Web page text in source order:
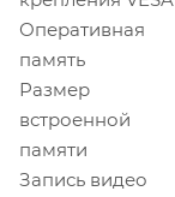
Оперативная
память
Размер
встроенной
памяти
Запись видео